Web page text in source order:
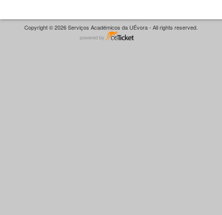
Copyright © 2026 Serviços Académicos da UÉvora - All rights reserved.